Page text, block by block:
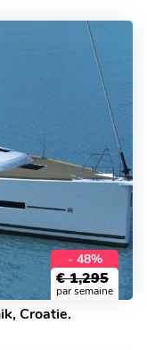
- 48%
€ 1,295
par semaine
Croatie.